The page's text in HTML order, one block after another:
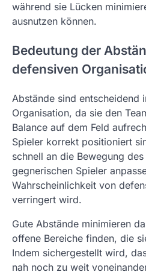
während sie Lücken
ausnutzen können.
Bedeutung der
defensiven
Abstände sind entscheidend
Organisation, da sie den
Balance auf dem Feld
Spieler korrekt positioniert
schnell an die Bewegung
gegnerischen Spieler
Wahrscheinlichkeit von
verringert wird.
Gute Abstände minimieren
offene Bereiche finden, die
Indem sichergestellt wird,
nah noch zu weit